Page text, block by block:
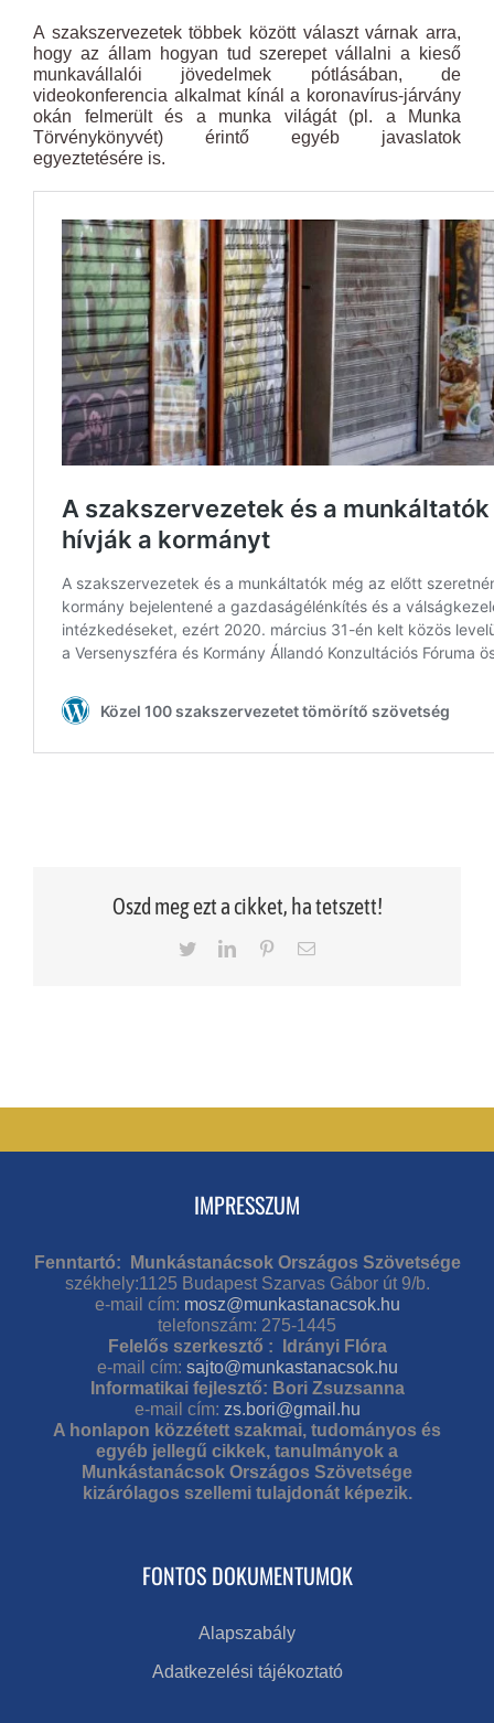
A szakszervezetek többek között választ várnak arra,
hogy az állam hogyan tud szerepet vállalni a kieső
munkavállalói jövedelmek pótlásában, de
videokonferencia alkalmat kínál a koronavírus-járvány
okán felmerült és a munka világát (pl. a Munka
Törvénykönyvét) érintő egyéb javaslatok
egyeztetésére is.
Oszd meg ezt a cikket, ha tetszett!
TwitterLinkedInPinterestEmail
IMPRESSZUM
Fenntartó: Munkástanácsok Országos Szövetsége
székhely:1125 Budapest Szarvas Gábor út 9/b.
e-mail cím: mosz@munkastanacsok.hu
telefonszám: 275-1445
Felelős szerkesztő : Idrányi Flóra
e-mail cím: sajto@munkastanacsok.hu
Informatikai fejlesztő: Bori Zsuzsanna
e-mail cím: zs.bori@gmail.hu
A honlapon közzétett szakmai, tudományos és
egyéb jellegű cikkek, tanulmányok a
Munkástanácsok Országos Szövetsége
kizárólagos szellemi tulajdonát képezik.
FONTOS DOKUMENTUMOK
Alapszabály
Adatkezelési tájékoztató